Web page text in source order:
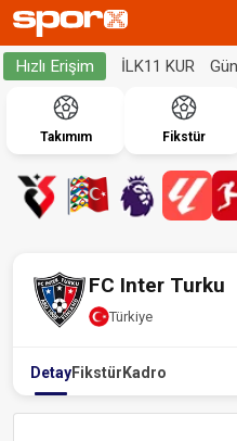
Hızlı Erişim İLK11 KUR
Takımım Fikstür
FC Inter Turku
Türkiye
DetayFikstür Kadro